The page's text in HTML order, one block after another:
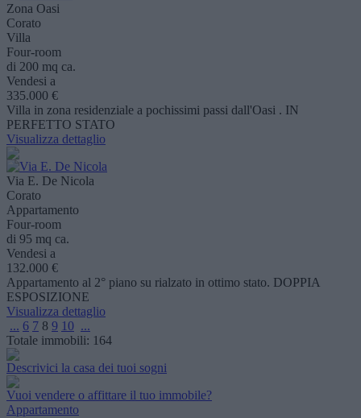
Zona Oasi
Corato
Villa
Four-room
di 200 mq ca.
Vendesi a
335.000 €
Villa in zona residenziale a pochissimi passi dall'Oasi . IN
PERFETTO STATO
Visualizza dettaglio
Via E. De Nicola
Corato
Appartamento
Four-room
di 95 mq ca.
Vendesi a
132.000 €
Appartamento al 2° piano su rialzato in ottimo stato. DOPPIA
ESPOSIZIONE
Visualizza dettaglio
... 6 7 8 9 10 ...
Totale immobili: 164
Descrivici la casa dei tuoi sogni
Vuoi vendere o affittare il tuo immobile?
Appartamento